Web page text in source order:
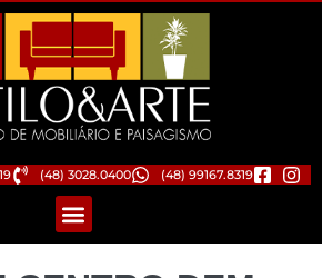
(48) 3028.0400 (48) 99167.8319